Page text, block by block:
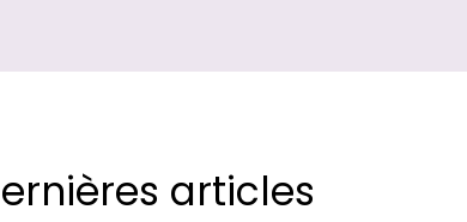
articles